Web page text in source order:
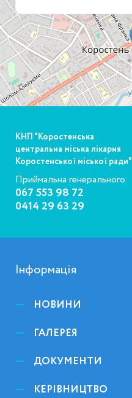
КНП "Коростенська
центральна міська лікарня
Коростенської міської ради"
Приймальна генерального:
067 553 98 72
0414 29 63 29
Інформація
НОВИНИ
ГАЛЕРЕЯ
ДОКУМЕНТИ
КЕРІВНИЦТВО